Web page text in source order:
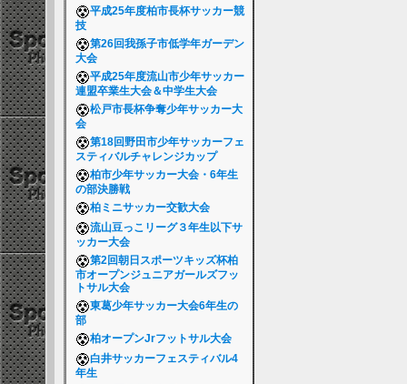
平成25年度柏市長杯サッカー競
技
第26回我孫子市低学年ガーデン
大会
平成25年度流山市少年サッカー
連盟卒業生大会＆中学生大会
松戸市長杯争奪少年サッカー大
会
第18回野田市少年サッカーフェ
スティバルチャレンジカップ
柏市少年サッカー大会・6年生
の部決勝戦
柏ミニサッカー交歓大会
流山豆っこリーグ３年生以下サ
ッカー大会
第2回朝日スポーツキッズ杯柏
市オープンジュニアガールズフッ
トサル大会
東葛少年サッカー大会6年生の
部
柏オープンJrフットサル大会
白井サッカーフェスティバル4
年生